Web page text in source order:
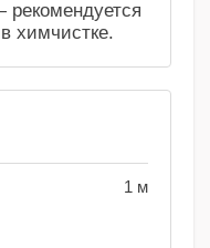
рекомендуется
химчистке.
1 м